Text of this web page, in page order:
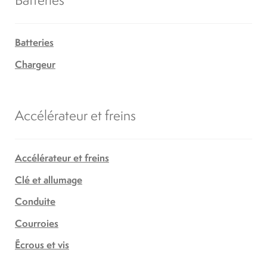
Batteries
Chargeur
Accélérateur et freins
Accélérateur et freins
Clé et allumage
Conduite
Courroies
Écrous et vis